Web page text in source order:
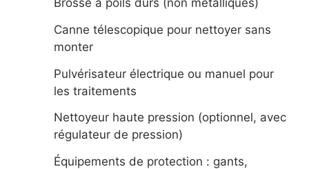
Brosse à poils durs (non métalliques)
Canne télescopique pour nettoyer sans
monter
Pulvérisateur électrique ou manuel pour
les traitements
Nettoyeur haute pression (optionnel, avec
régulateur de pression)
Équipements de protection : gants,